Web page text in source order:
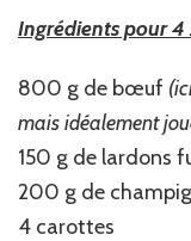
Ingrédients pour 4
800 g de bœuf
mais idéalement
150 g de lardons
200 g de
4 carottes